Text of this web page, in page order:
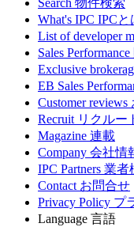
Search 物件検索
What's IPC IPCと
List of developer
Sales Performance
Exclusive
EB Sales
Customer reviews
Recruit リクルー
Magazine 連載
Company 会社情
IPC Partners 業者
Contact お問合せ
Privacy Policy プ
Language 言語